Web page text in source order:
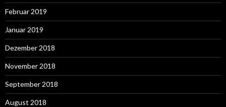
Februar 2019
Januar 2019
Dezember 2018
November 2018
September 2018
August 2018